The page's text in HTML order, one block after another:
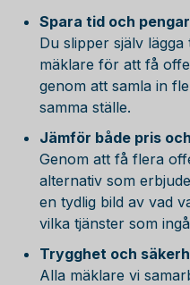
Spara tid och pengar
Du slipper själv
mäklare för att få
genom att samla in
samma ställe.
Jämför både pris
Genom att få flera
alternativ som
en tydlig bild av vad
vilka tjänster som
Trygghet och
Alla mäklare vi